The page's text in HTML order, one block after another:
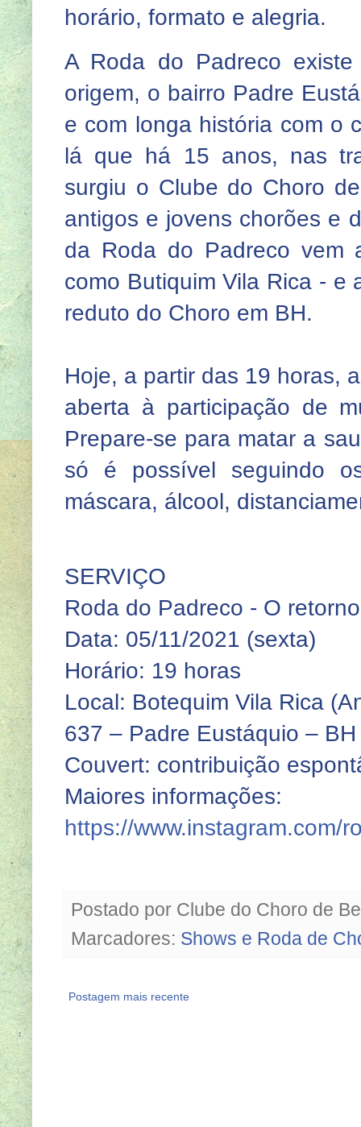
horário, formato e alegria.
A Roda do Padreco
origem, o bairro Padre
e com longa história com o
lá que há 15 anos, nas
surgiu o Clube do Choro
antigos e jovens chorões e
da Roda do Padreco vem
como Butiquim Vila Rica - e
reduto do Choro em BH.
Hoje, a partir das 19 horas,
aberta à participação de
Prepare-se para matar a
só é possível seguindo
máscara, álcool,
SERVIÇO
Roda do Padreco - O retorno
Data: 05/11/2021 (sexta)
Horário: 19 horas
Local: Botequim Vila Rica
637 – Padre Eustáquio – BH
Couvert: contribuição
Maiores informações:
https://www.instagram.com/
Postado por Clube do Choro de
Marcadores: Shows e Roda de
Postagem mais recente